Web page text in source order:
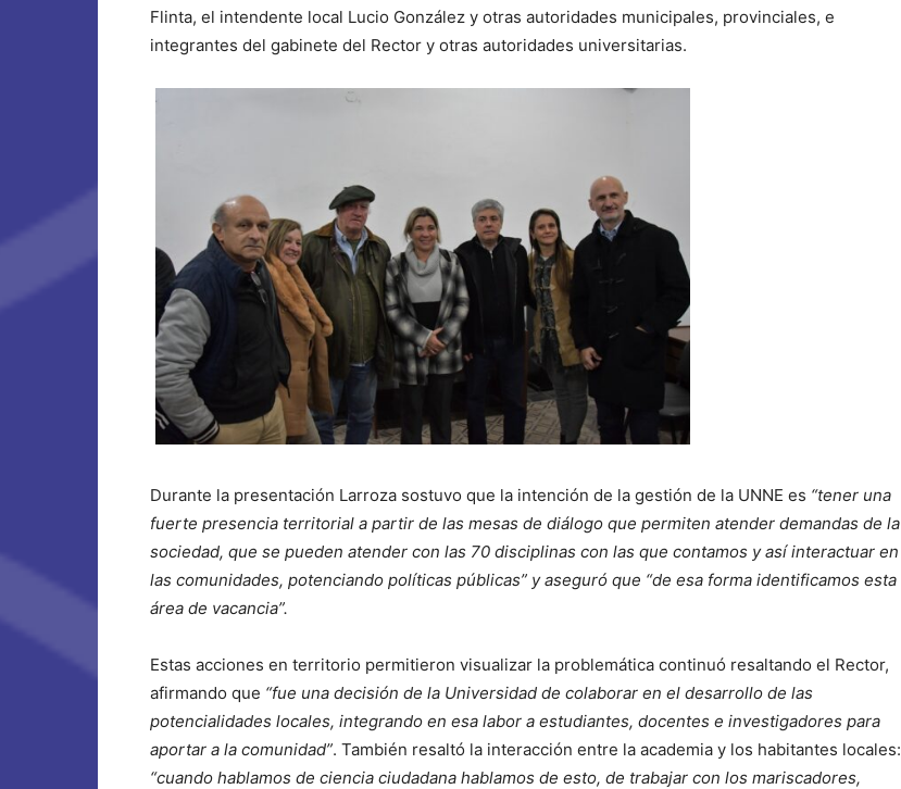
Flinta, el intendente local Lucio González y otras autoridades municipales, provinciales, e
integrantes del gabinete del Rector y otras autoridades universitarias.
Durante la presentación Larroza sostuvo que la intención de la gestión de la UNNE es “tener una
fuerte presencia territorial a partir de las mesas de diálogo que permiten atender demandas de la
sociedad, que se pueden atender con las 70 disciplinas con las que contamos y así interactuar en
las comunidades, potenciando políticas públicas” y aseguró que “de esa forma identificamos esta
área de vacancia”.
Estas acciones en territorio permitieron visualizar la problemática continuó resaltando el Rector,
afirmando que “fue una decisión de la Universidad de colaborar en el desarrollo de las
potencialidades locales, integrando en esa labor a estudiantes, docentes e investigadores para
aportar a la comunidad”. También resaltó la interacción entre la academia y los habitantes locales:
“cuando hablamos de ciencia ciudadana hablamos de esto, de trabajar con los mariscadores,